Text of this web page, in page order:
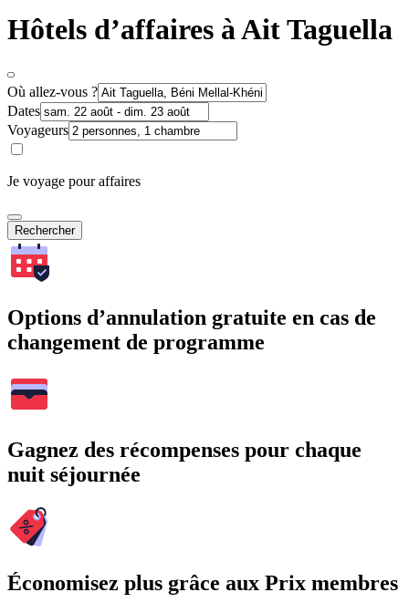
Hôtels d’affaires à Ait Taguella
Où allez-vous ?
Dates
Voyageurs
Je voyage pour affaires
Rechercher
Options d’annulation gratuite en cas de
changement de programme
Gagnez des récompenses pour chaque
nuit séjournée
Économisez plus grâce aux Prix membres